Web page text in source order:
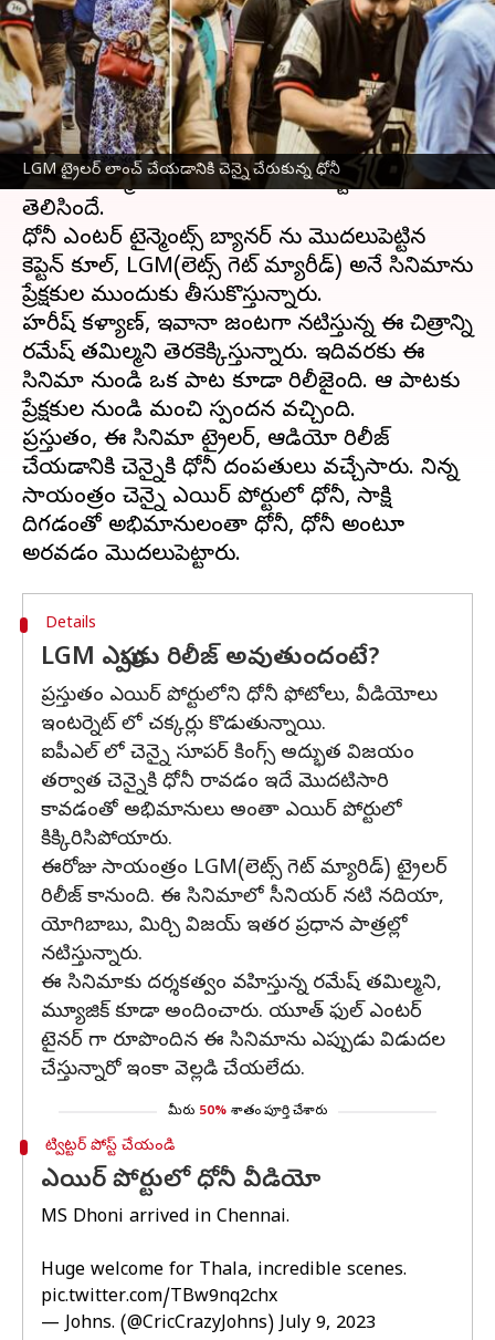
LGM ట్రైలర్ లాంచ్ చేయడానికి చెన్నై చేరుకున్న ధోనీ
వ్రాసిన వారు Sriram Pranateja Jul 10, 2023 12:56 pm
ఈ వార్తాకథనం ఏంటి
ఇంటర్నేషనల్క్రికెట్కు రిటైర్మెంట్ ప్రకటించిన ధోనీ,
సినిమానిర్మాణ రంగంలోకి అడుగు పెట్టిన సంగతి
తెలిసిందే.
ధోనీ ఎంటర్ టైన్మెంట్స్ బ్యానర్ ను మొదలుపెట్టిన
కెప్టెన్ కూల్, LGM(లెట్స్ గెట్ మ్యారీడ్) అనే సినిమాను
ప్రేక్షకుల ముందుకు తీసుకొస్తున్నారు.
హరీష్ కళ్యాణ్, ఇవానా జంటగా నటిస్తున్న ఈ చిత్రాన్ని
రమేష్ తమిల్మని తెరకెక్కిస్తున్నారు. ఇదివరకు ఈ
సినిమా నుండి ఒక పాట కూడా రిలీజైంది. ఆ పాటకు
ప్రేక్షకుల నుండి మంచి స్పందన వచ్చింది.
ప్రస్తుతం, ఈ సినిమా ట్రైలర్, ఆడియో రిలీజ్
చేయడానికి చెన్నైకి ధోనీ దంపతులు వచ్చేసారు. నిన్న
సాయంత్రం చెన్నై ఎయిర్ పోర్టులో ధోనీ, సాక్షి
దిగడంతో అభిమానులంతా ధోనీ, ధోనీ అంటూ
Details
LGM ఎప్పుడు రిలీజ్ అవుతుందంటే?
ప్రస్తుతం ఎయిర్ పోర్టులోని ధోనీ ఫోటోలు, వీడియోలు
ఇంటర్నెట్ లో చక్కర్లు కొడుతున్నాయి.
ఐపీఎల్ లో చెన్నై సూపర్ కింగ్స్ అద్భుత విజయం
తర్వాత చెన్నైకి ధోనీ రావడం ఇదే మొదటిసారి
కావడంతో అభిమానులు అంతా ఎయిర్ పోర్టులో
కిక్కిరిసిపోయారు.
ఈరోజు సాయంత్రం LGM(లెట్స్ గెట్ మ్యారిడ్) ట్రైలర్
రిలీజ్ కానుంది. ఈ సినిమాలో సీనియర్ నటి నదియా,
యోగిబాబు, మిర్చి విజయ్ ఇతర ప్రధాన పాత్రల్లో
నటిస్తున్నారు.
ఈ సినిమాకు దర్శకత్వం వహిస్తున్న రమేష్ తమిల్మని,
మ్యూజిక్ కూడా అందించారు. యూత్ ఫుల్ ఎంటర్
టైనర్ గా రూపొందిన ఈ సినిమాను ఎప్పుడు విడుదల
చేస్తున్నారో ఇంకా వెల్లడి చేయలేదు.
మీరు 50% శాతం పూర్తి చేశారు
ట్విట్టర్ పోస్ట్ చేయండి
ఎయిర్ పోర్టులో ధోనీ వీడియో
MS Dhoni arrived in Chennai.
Huge welcome for Thala, incredible scenes.
pic.twitter.com/TBw9nq2chx
— Johns. (@CricCrazyJohns)July 9, 2023